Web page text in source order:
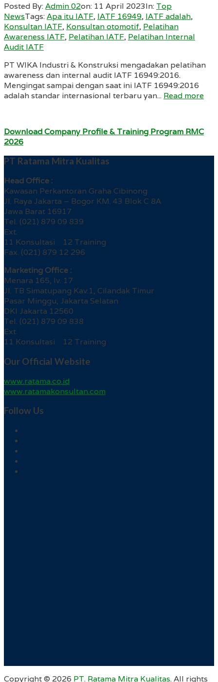
Posted By:Admin 02on: 11 April 2023In: Top
NewsTags:Apa itu IATF, IATF 16949, IATF adalah,
Konsultan IATF, Konsultan otomotif, Pelatihan
Awareness IATF, Pelatihan IATF, Pelatihan Internal
Audit IATF
PT WIKA Industri & Konstruksi mengadakan pelatihan
awareness dan internal audit IATF 16949:2016.
Mengingat sampai dengan saat ini IATF 16949:2016
adalah standar internasional terbaru yan... Read more
Download Company Profile & Training Program RMC
2026
PT Ratama Mitra Kualitas
Head Office :
Kawasan Perkantoran Graha Cibinong
Jl. Raya Jakarta – Bogor KM. 43 Blok C 8A
Jawa Barat 16917
Tel. (021) 879 09 839
Ext.
11 Konsultasi 12 Training
Fax. (021) 879 12 296
Marketing Office :
Menara 165, lv. 17
Jl. TB Simatupang Kav.1, Cilandak Timur
Pasar Minggu, Jakarta Selatan
DKI Jakarta 12560
Tel. (021) 879 09 838
Ext.
11 Konsultasi 12 Training
Our Official Website
www.ratama.co.id
www.ratamakonsultan.com
Follow Us
Copyright © 2026 PT. Ratama Mitra Kualitas. All rights